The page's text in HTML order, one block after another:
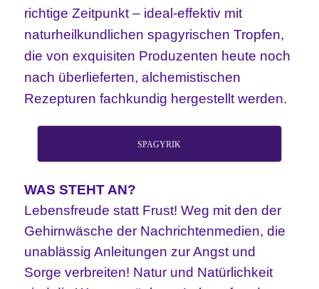
richtige Zeitpunkt – ideal-effektiv mit
naturheilkundlichen spagyrischen Tropfen,
die von exquisiten Produzenten heute noch
nach überlieferten, alchemistischen
Rezepturen fachkundig hergestellt werden.
SPAGYRIK
WAS STEHT AN?
Lebensfreude statt Frust! Weg mit den der
Gehirnwäsche der Nachrichtenmedien, die
unablässig Anleitungen zur Angst und
Sorge verbreiten! Natur und Natürlichkeit